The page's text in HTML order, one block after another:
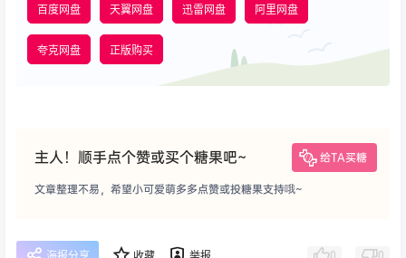
百度网盘 天翼网盘 迅雷网盘 阿里网盘
夸克网盘 正版购买
主人！顺手点个赞或买个糖果吧~ 给TA买糖
文章整理不易，希望小可爱萌多多点赞或投糖果支持哦~
0 0